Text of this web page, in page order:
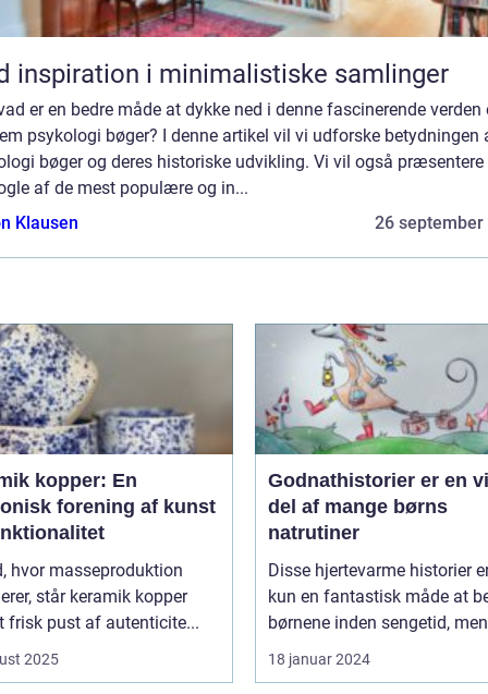
inspiration i minimalistiske samlinger
er en bedre måde at dykke ned i denne fascinerende verden
psykologi bøger? I denne artikel vil vi udforske betydningen
bøger og deres historiske udvikling. Vi vil også præsentere
af de mest populære og in...
Klausen
26 september
kopper: En
forening af kunst
hvor masseproduktion
står keramik kopper
frisk pust af autenticite...
2025
Godnathistorier er en
del af mange børns
natrutiner
Disse hjertevarme historier
kun en fantastisk måde at
børnene inden sengetid,
18 januar 2024